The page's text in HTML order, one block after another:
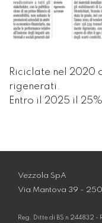
Riciclate nel 2020
rigenerati.
Entro il 2025 il
Vezzola SpA
Via Mantova 39 -
Reg. Ditte di BS n 244832 -